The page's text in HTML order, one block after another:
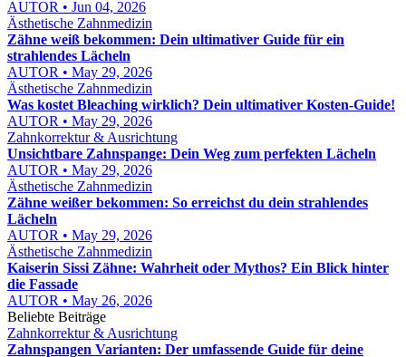
AUTOR • Jun 04, 2026
Ästhetische Zahnmedizin
Zähne weiß bekommen: Dein ultimativer Guide für ein
strahlendes Lächeln
AUTOR • May 29, 2026
Ästhetische Zahnmedizin
Was kostet Bleaching wirklich? Dein ultimativer Kosten-Guide!
AUTOR • May 29, 2026
Zahnkorrektur & Ausrichtung
Unsichtbare Zahnspange: Dein Weg zum perfekten Lächeln
AUTOR • May 29, 2026
Ästhetische Zahnmedizin
Zähne weißer bekommen: So erreichst du dein strahlendes
Lächeln
AUTOR • May 29, 2026
Ästhetische Zahnmedizin
Kaiserin Sissi Zähne: Wahrheit oder Mythos? Ein Blick hinter
die Fassade
AUTOR • May 26, 2026
Beliebte Beiträge
Zahnkorrektur & Ausrichtung
Zahnspangen Varianten: Der umfassende Guide für deine